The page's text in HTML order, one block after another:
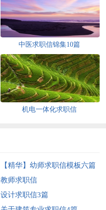
中医求职信锦集10篇
机电一体化求职信
【精华】幼师求职信模板六篇
教师求职信
设计求职信3篇